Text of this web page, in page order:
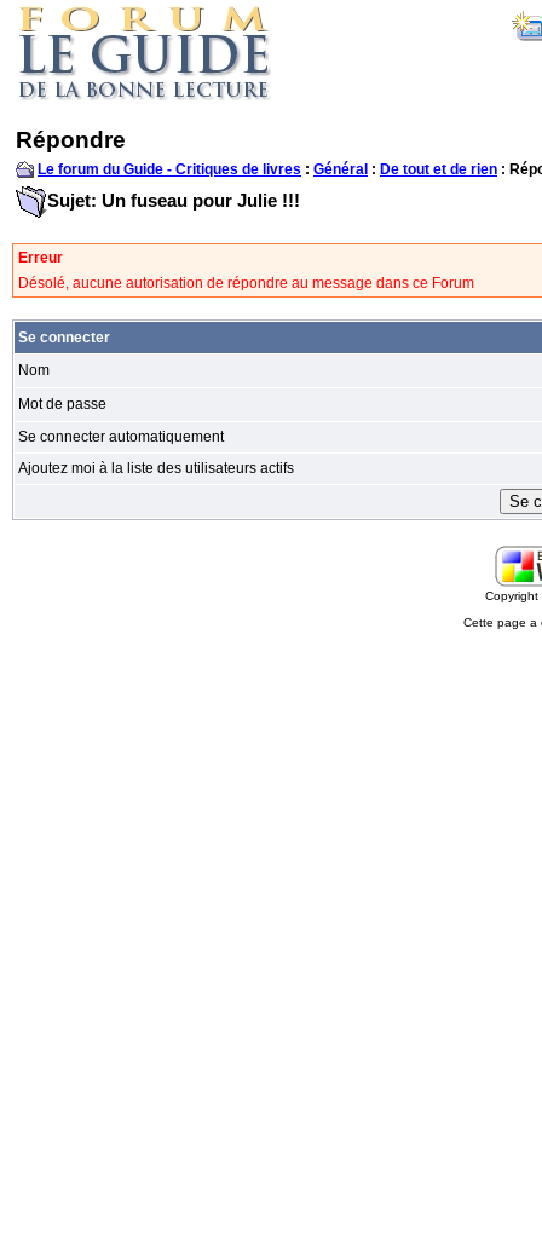
Répondre
Le forum du Guide - Critiques de livres : Général : De tout et de rien :
Sujet: Un fuseau pour Julie !!!
Erreur
Désolé, aucune autorisation de répondre au message dans ce Forum
Se connecter
Nom
Mot de passe
Se connecter automatiquement
Ajoutez moi à la liste des utilisateurs actifs
Cette page a